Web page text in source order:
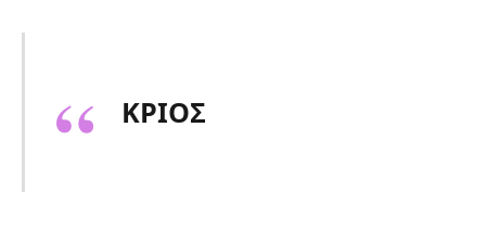
ΚΡΙΟΣ